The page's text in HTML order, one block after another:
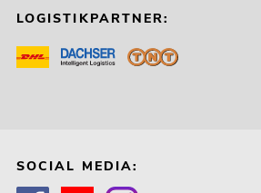
LOGISTIKPARTNER:
SOCIAL MEDIA: